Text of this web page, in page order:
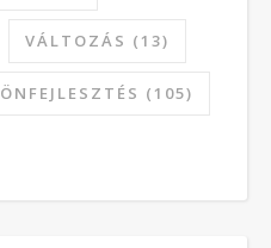
VÁLTOZÁS (13)
ÖNFEJLESZTÉS (105)